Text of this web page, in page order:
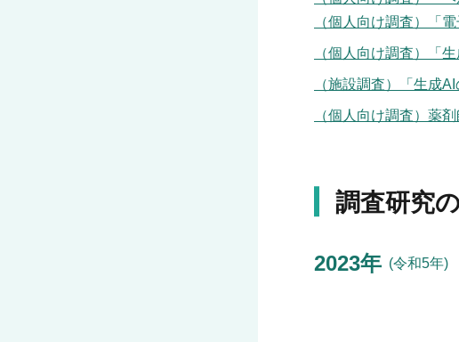
（個人向け調査）「
（個人向け調査）「
（施設調査）「生成
（個人向け調査）薬
調査研究
2023年 (令和5年)